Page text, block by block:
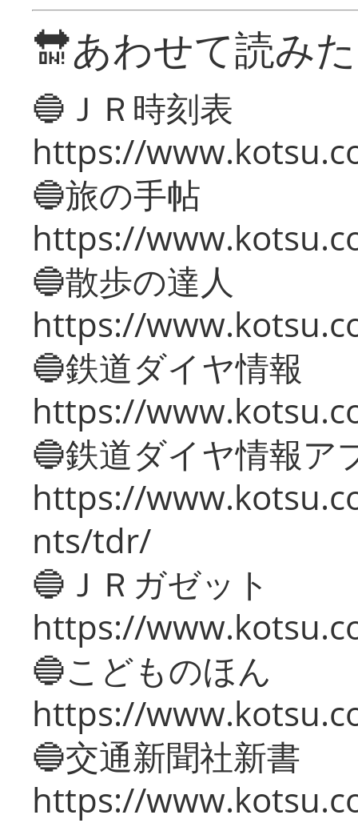
🔛あわせて読み
🔵ＪＲ時刻表
https://
🔵旅の手帖
https://
🔵散歩の達人
https://
🔵鉄道ダイヤ情報
https://
🔵鉄道ダイヤ情報ア
https://
nts/tdr/
🔵ＪＲガゼット
https://
🔵こどものほん
https://
🔵交通新聞社新書
https://